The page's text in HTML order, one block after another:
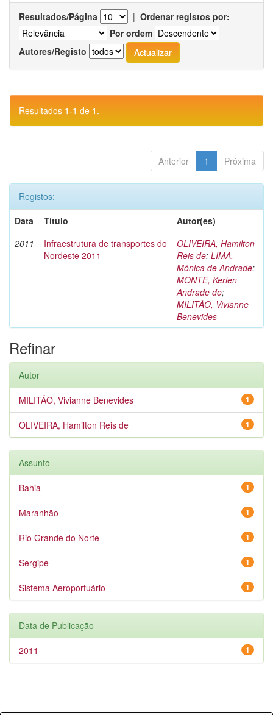
Resultados/Página | Ordenar registos por:
Por ordem
Autores/Registo
Resultados 1-1 de 1.
Anterior 1 Próxima
Registos:
Data
Título
Autor(es)
2011
Infraestrutura de transportes do
Nordeste 2011
OLIVEIRA, Hamilton
Reis de; LIMA,
Mônica de Andrade;
MONTE, Kerlen
Andrade do;
MILITÃO, Vivianne
Benevides
Refinar
Autor
1
MILITÃO, Vivianne Benevides
1
OLIVEIRA, Hamilton Reis de
Assunto
1
Bahia
1
Maranhão
1
Rio Grande do Norte
1
Sergipe
1
Sistema Aeroportuário
Data de Publicação
1
2011